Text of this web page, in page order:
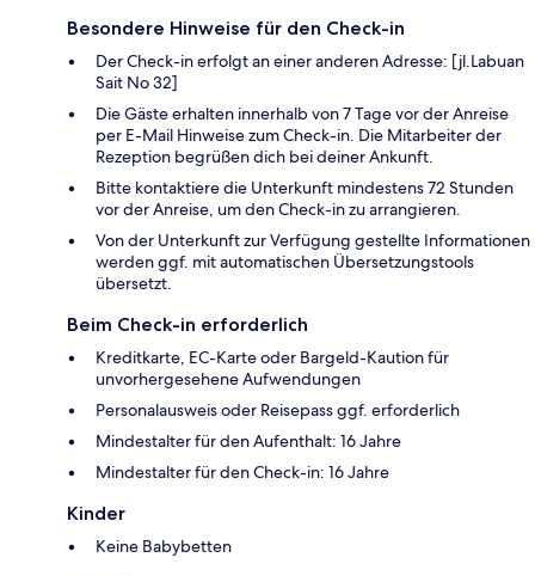
Besondere Hinweise für den Check-in
Der Check-in erfolgt an einer anderen Adresse: [jl.Labuan
Sait No 32]
Die Gäste erhalten innerhalb von 7 Tage vor der Anreise
per E-Mail Hinweise zum Check-in. Die Mitarbeiter der
Rezeption begrüßen dich bei deiner Ankunft.
Bitte kontaktiere die Unterkunft mindestens 72 Stunden
vor der Anreise, um den Check-in zu arrangieren.
Von der Unterkunft zur Verfügung gestellte Informationen
werden ggf. mit automatischen Übersetzungstools
übersetzt.
Beim Check-in erforderlich
Kreditkarte, EC-Karte oder Bargeld-Kaution für
unvorhergesehene Aufwendungen
Personalausweis oder Reisepass ggf. erforderlich
Mindestalter für den Aufenthalt: 16 Jahre
Mindestalter für den Check-in: 16 Jahre
Kinder
Keine Babybetten